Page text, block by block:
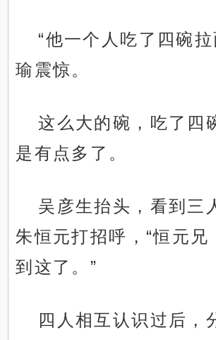
“他一个人吃了四碗拉
瑜震惊。
这么大的碗，吃了四
是有点多了。
吴彦生抬头，看到三
朱恒元打招呼，“恒元兄
到这了。”
四人相互认识过后，